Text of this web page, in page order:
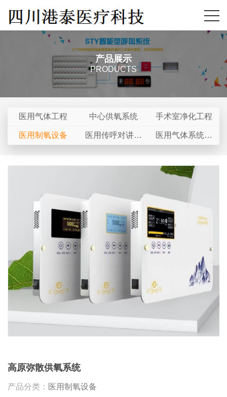
产品展示
PRODUCTS
医用气体工程 中心供氧系统 手术室净化工程
医用制氧设备 医用传呼对讲系 医用气体系统配
高原弥散供氧系统
产品分类： 医用制氧设备